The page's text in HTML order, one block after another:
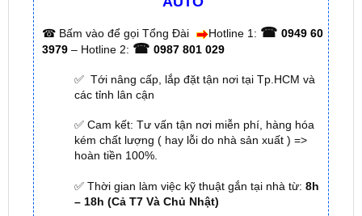
0987 801 029
✅ Tới nâng cấp, lắp đặt tận nơi tại Tp.HCM và
các tỉnh lân cận
✅ Cam kết: Tư vấn tận nơi miễn phí, hàng hóa
kém chất lượng ( hay lỗi do nhà sản xuất ) =>
✅ Thời gian làm việc kỹ thuật gắn tại nhà từ:8h
– 18h (Cả T7 Và Chủ Nhật)
✅ Có xuấthóa đơn VATcho Khách Hàng